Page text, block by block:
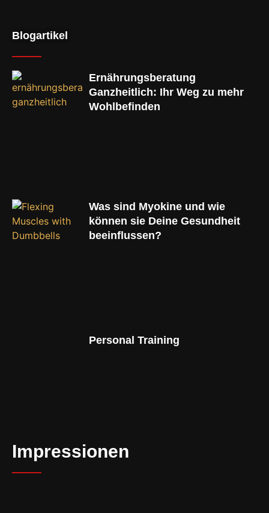
Blogartikel
Ernährungsberatung
Ganzheitlich: Ihr Weg zu mehr
Wohlbefinden
Was sind Myokine und wie
können sie Deine Gesundheit
beeinflussen?
Personal Training
Impressionen